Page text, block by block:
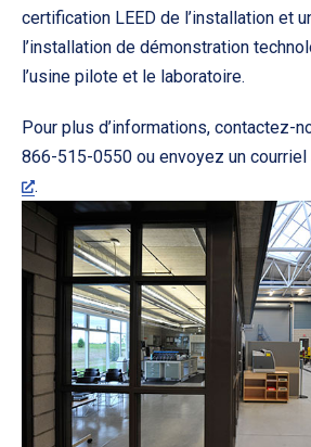
certification LEED de l’installation et
l’installation de démonstration
l’usine pilote et le laboratoire.
Pour plus d’informations, contactez-
866-515-0550 ou envoyez un courriel
.
PREVIOUS